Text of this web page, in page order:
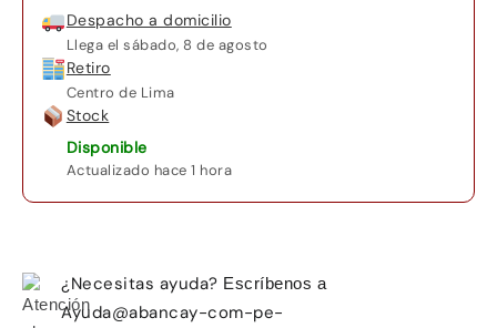
Despacho a domicilio
Llega elsábado, 8 de agosto
Retiro
Centro de Lima
Stock
Disponible
Actualizado hace 1 hora
¿Necesitas ayuda? Escríbenos a
Ayuda@abancay-com-pe-